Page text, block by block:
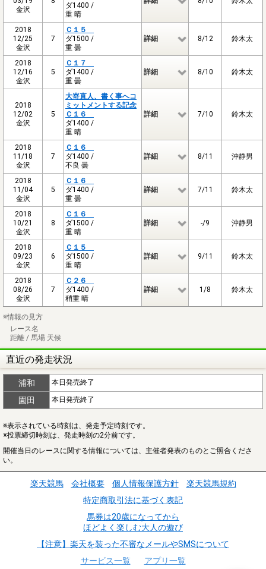
金沢
ダ1400 /
重 晴
2018
12/25
金沢
7
Ｃ１５
ダ1500 /
重 曇
詳細 8/12 鈴木太
2018
12/16
金沢
5
Ｃ１７
ダ1400 /
重 曇
詳細 8/10 鈴木太
2018
12/02
金沢
5
大嵜直人、書く事へコ
ミットメントする記念
Ｃ１６
ダ1400 /
重 晴
詳細 7/10 鈴木太
2018
11/18
金沢
7
Ｃ１６
ダ1400 /
不良 曇
詳細 8/11 沖静男
2018
11/04
金沢
5
Ｃ１６
ダ1400 /
重 曇
詳細 7/11 鈴木太
2018
10/21
金沢
8
Ｃ１６
ダ1500 /
重 晴
詳細 -/9 沖静男
2018
09/23
金沢
6
Ｃ１５
ダ1500 /
重 晴
詳細 9/11 鈴木太
2018
08/26
金沢
7
Ｃ２６
ダ1400 /
稍重 晴
詳細 1/8 鈴木太
※情報の見方
レース名
距離 / 馬場 天候
直近の発走状況
浦和 本日発売終了
園田 本日発売終了
※表示されている時刻は、発走予定時刻です。
※投票締切時刻は、発走時刻の2分前です。
開催当日のレースに関する情報については、主催者発表のものとご照合くださ
い。
楽天競馬 会社概要 個人情報保護方針
楽天競馬規約
特定商取引法に基づく表記
馬券は20歳になってから
ほどよく楽しむ大人の遊び
【注意】楽天を装った不審なメールやSMSについて
サービス一覧
アプリ一覧